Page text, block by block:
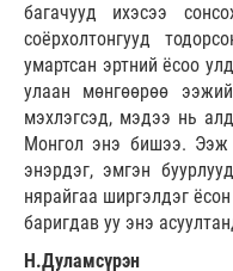
багачууд ихэсээ
соёрхолтонгууд
умартсан эртний ёсоо
улаан мөнгөөрөө
мэхлэгсэд, мэдээ нь
Монгол энэ бишээ. Ээж
энэрдэг, эмгэн
нярайгаа ширгэлдэг
баригдав уу энэ
Н.Дуламсүрэн